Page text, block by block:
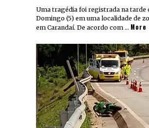
Uma tragédia foi registrada na tarde
Domingo (5) em uma localidade de
em Carandaí. De acordo com … More